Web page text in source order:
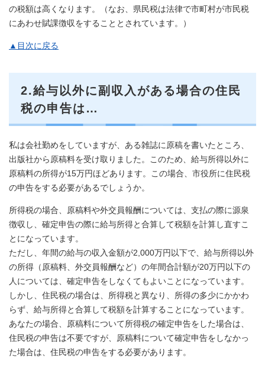
の税額は高くなります。（なお、県民税は法律で市町村が市民税
にあわせ賦課徴収をすることとされています。）
▲目次に戻る
2.給与以外に副収入がある場合の住民
税の申告は…
私は会社勤めをしていますが、ある雑誌に原稿を書いたところ、
出版社から原稿料を受け取りました。このため、給与所得以外に
原稿料の所得が15万円ほどあります。この場合、市役所に住民税
の申告をする必要があるでしょうか。
所得税の場合、原稿料や外交員報酬については、支払の際に源泉
徴収し、確定申告の際に給与所得と合算して税額を計算し直すこ
とになっています。
ただし、年間の給与の収入金額が2,000万円以下で、給与所得以外
の所得（原稿料、外交員報酬など）の年間合計額が20万円以下の
人については、確定申告をしなくてもよいことになっています。
しかし、住民税の場合は、所得税と異なり、所得の多少にかかわ
らず、給与所得と合算して税額を計算することになっています。
あなたの場合、原稿料について所得税の確定申告をした場合は、
住民税の申告は不要ですが、原稿料について確定申告をしなかっ
た場合は、住民税の申告をする必要があります。